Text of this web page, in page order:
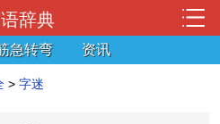
辞典
急转弯 资讯
> 字迷